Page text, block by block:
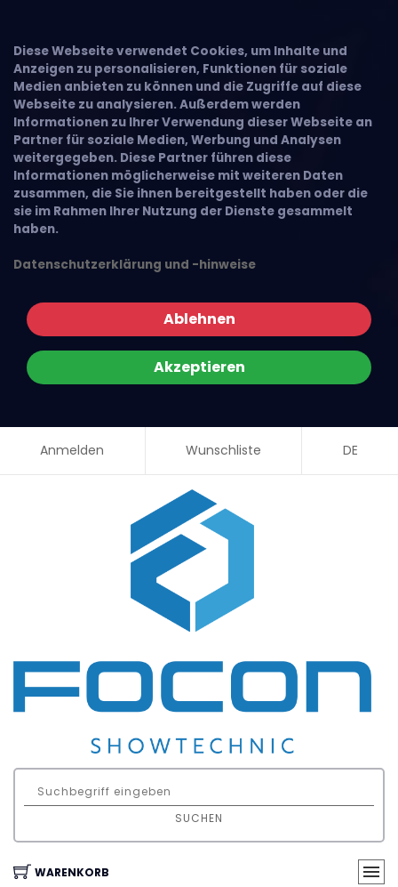
Diese Webseite verwendet Cookies, um Inhalte und
Anzeigen zu personalisieren, Funktionen für soziale
Medien anbieten zu können und die Zugriffe auf diese
Webseite zu analysieren. Außerdem werden
Informationen zu Ihrer Verwendung dieser Webseite an
Partner für soziale Medien, Werbung und Analysen
weitergegeben. Diese Partner führen diese
Informationen möglicherweise mit weiteren Daten
zusammen, die Sie ihnen bereitgestellt haben oder die
sie im Rahmen Ihrer Nutzung der Dienste gesammelt
haben.
Datenschutzerklärung und -hinweise
Ablehnen
Akzeptieren
Anmelden Wunschliste DE
SUCHEN
WARENKORB